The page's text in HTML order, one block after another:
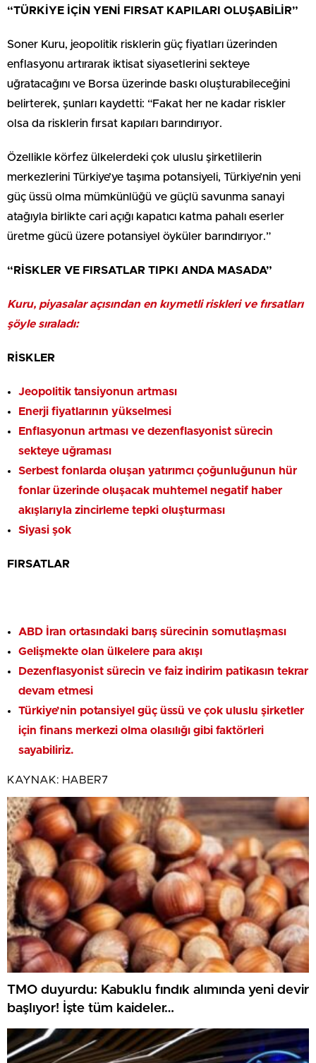
“TÜRKİYE İÇİN YENİ FIRSAT KAPILARI OLUŞABİLİR”
Soner Kuru, jeopolitik risklerin güç fiyatları üzerinden
enflasyonu artırarak iktisat siyasetlerini sekteye
uğratacağını ve Borsa üzerinde baskı oluşturabileceğini
belirterek, şunları kaydetti: “Fakat her ne kadar riskler
olsa da risklerin fırsat kapıları barındırıyor.
Özellikle körfez ülkelerdeki çok uluslu şirketlilerin
merkezlerini Türkiye’ye taşıma potansiyeli, Türkiye’nin yeni
güç üssü olma mümkünlüğü ve güçlü savunma sanayi
atağıyla birlikte cari açığı kapatıcı katma pahalı eserler
üretme gücü üzere potansiyel öyküler barındırıyor.”
“RİSKLER VE FIRSATLAR TIPKI ANDA MASADA”
Kuru, piyasalar açısından en kıymetli riskleri ve fırsatları
şöyle sıraladı:
RİSKLER
Jeopolitik tansiyonun artması
Enerji fiyatlarının yükselmesi
Enflasyonun artması ve dezenflasyonist sürecin
sekteye uğraması
Serbest fonlarda oluşan yatırımcı çoğunluğunun hür
fonlar üzerinde oluşacak muhtemel negatif haber
akışlarıyla zincirleme tepki oluşturması
Siyasi şok
FIRSATLAR
ABD İran ortasındaki barış sürecinin somutlaşması
Gelişmekte olan ülkelere para akışı
Dezenflasyonist sürecin ve faiz indirim patikasın tekrar
devam etmesi
Türkiye’nin potansiyel güç üssü ve çok uluslu şirketler
için finans merkezi olma olasılığı gibi faktörleri
sayabiliriz.
KAYNAK: HABER7
TMO duyurdu: Kabuklu fındık alımında yeni devir
başlıyor! İşte tüm kaideler…